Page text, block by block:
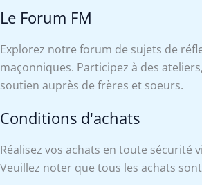
Le Forum FM
Explorez notre forum de sujets de
maçonniques. Participez à des
soutien auprès de frères et soeurs.
Conditions d'achats
Réalisez vos achats en toute sécurité
Veuillez noter que tous les achats